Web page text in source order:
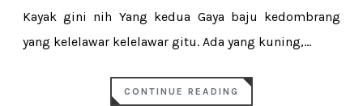
Kayak gini nih Yang kedua Gaya baju kedombrang
yang kelelawar kelelawar gitu. Ada yang kuning,...
CONTINUE READING